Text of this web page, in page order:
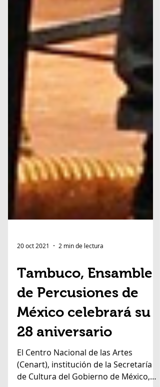
20 oct 2021 2 min de lectura
Tambuco, Ensamble
de Percusiones de
México celebrará su
28 aniversario
El Centro Nacional de las Artes